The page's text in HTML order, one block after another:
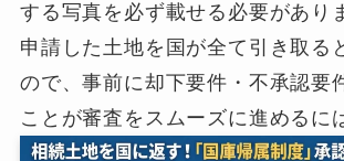
する写真を必ず載せる必要があり
申請した土地を国が全て引き取る
ので、事前に却下要件・不承認要
ことが審査をスムーズに進めるに